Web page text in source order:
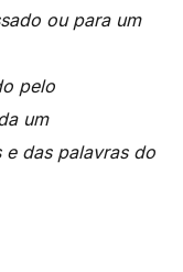
ou para um
pelo
um
e das palavras do